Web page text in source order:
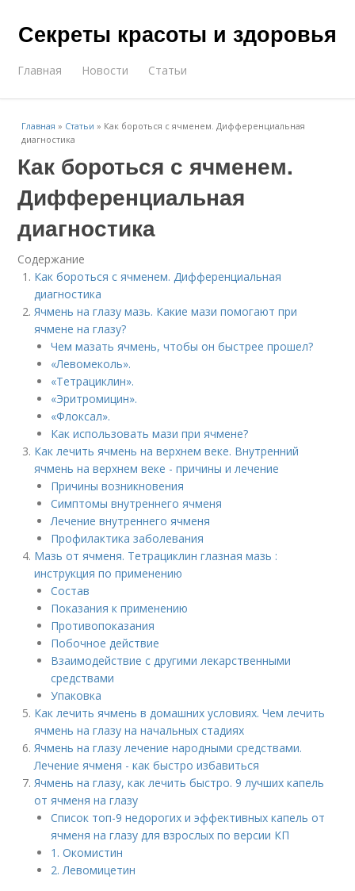
Секреты красоты и здоровья
Главная Новости Статьи
Главная » Статьи » Как бороться с ячменем. Дифференциальная
диагностика
Как бороться с ячменем.
Дифференциальная
диагностика
Содержание
Как бороться с ячменем. Дифференциальная
диагностика
Ячмень на глазу мазь. Какие мази помогают при
ячмене на глазу?
Чем мазать ячмень, чтобы он быстрее прошел?
«Левомеколь».
«Тетрациклин».
«Эритромицин».
«Флоксал».
Как использовать мази при ячмене?
Как лечить ячмень на верхнем веке. Внутренний
ячмень на верхнем веке - причины и лечение
Причины возникновения
Симптомы внутреннего ячменя
Лечение внутреннего ячменя
Профилактика заболевания
Мазь от ячменя. Тетрациклин глазная мазь :
инструкция по применению
Состав
Показания к применению
Противопоказания
Побочное действие
Взаимодействие с другими лекарственными
средствами
Упаковка
Как лечить ячмень в домашних условиях. Чем лечить
ячмень на глазу на начальных стадиях
Ячмень на глазу лечение народными средствами.
Лечение ячменя - как быстро избавиться
Ячмень на глазу, как лечить быстро. 9 лучших капель
от ячменя на глазу
Список топ-9 недорогих и эффективных капель от
ячменя на глазу для взрослых по версии КП
1. Окомистин
2. Левомицетин